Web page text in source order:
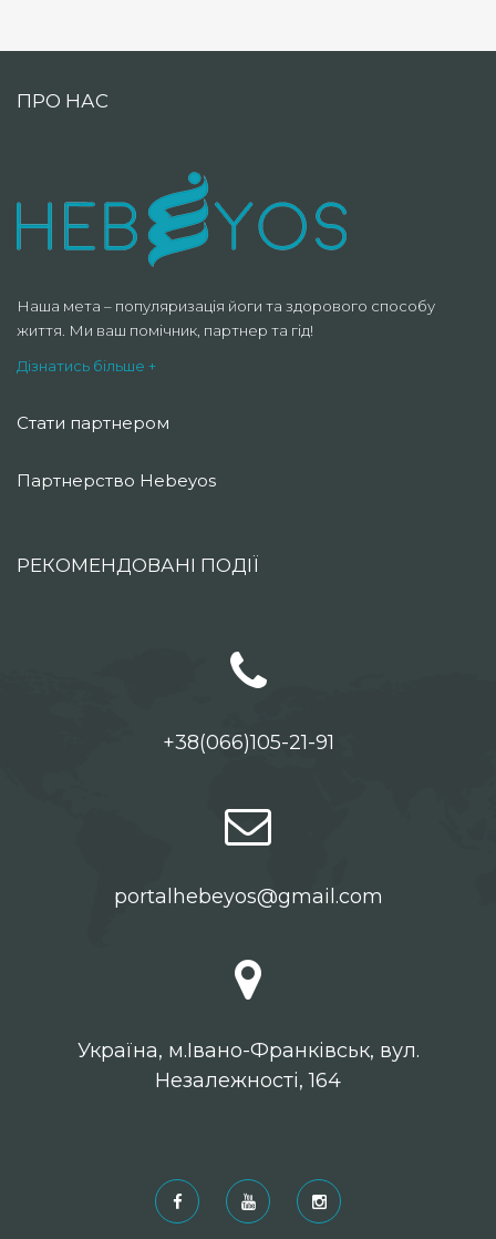
ПРО НАС
Наша мета – популяризація йоги та здорового способу
життя. Ми ваш помічник, партнер та гід!
Дізнатись більше +
Стати партнером
Партнерство Hebeyos
РЕКОМЕНДОВАНІ ПОДІЇ
+38(066)105-21-91
portalhebeyos@gmail.com
Українa, м.Івано-Франківськ, вул.
Незалежності, 164